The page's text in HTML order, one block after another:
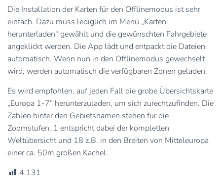
Die Installation der Karten für den Offlinemodus ist sehr
einfach. Dazu muss lediglich im Menü „Karten
herunterladen“ gewählt und die gewünschten Fahrgebiete
angeklickt werden. Die App lädt und entpackt die Dateien
automatisch. Wenn nun in den Offlinemodus gewechselt
wird, werden automatisch die verfügbaren Zonen geladen.
Es wird empfohlen, auf jeden Fall die grobe Übersichtskarte
„Europa 1-7“ herunterzuladen, um sich zurechtzufinden. Die
Zahlen hinter den Gebietsnamen stehen für die
Zoomstufen. 1 entspricht dabei der kompletten
Weltübersicht und 18 z.B. in den Breiten von Mitteleuropa
einer ca. 50m großen Kachel.
4.131